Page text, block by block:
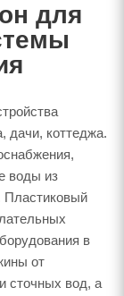
для
дачи, коттеджа.
воды из
Пластиковый
в
от
сточных вод, а